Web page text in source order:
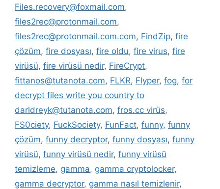
Files.recovery@foxmail.com,
files2rec@protonmail.com,
files2rec@protonmail.com.com, FindZip, fire
çözüm, fire dosyası, fire oldu, fire virus, fire
virüsü, fire virüsü nedir, FireCrypt,
fittanos@tutanota.com, FLKR, Flyper, fog, for
decrypt files write you country to
darldreyk@tutanota.com, fros.cc virüs,
FS0ciety, FuckSociety, FunFact, funny, funny
çözüm, funny decryptor, funny dosyası, funny
virüsü, funny virüsü nedir, funny virüsü
temizleme, gamma, gamma cryptolocker,
gamma decryptor, gamma nasıl temizlenir,